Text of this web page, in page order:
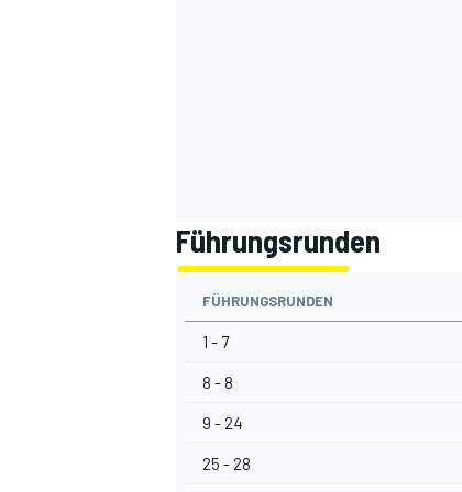
SPORTWAGEN
Führungsrunden
FÜHRUNGSRUNDEN
1 - 7
8 - 8
9 - 24
25 - 28